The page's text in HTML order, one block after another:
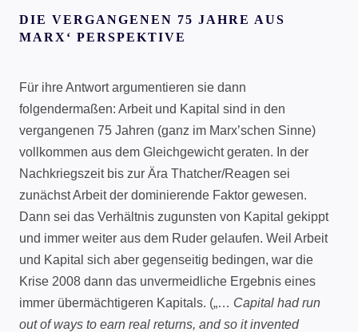
DIE VERGANGENEN 75 JAHRE AUS
MARX‘ PERSPEKTIVE
Für ihre Antwort argumentieren sie dann
folgendermaßen: Arbeit und Kapital sind in den
vergangenen 75 Jahren (ganz im Marx’schen Sinne)
vollkommen aus dem Gleichgewicht geraten. In der
Nachkriegszeit bis zur Ära Thatcher/Reagen sei
zunächst Arbeit der dominierende Faktor gewesen.
Dann sei das Verhältnis zugunsten von Kapital gekippt
und immer weiter aus dem Ruder gelaufen. Weil Arbeit
und Kapital sich aber gegenseitig bedingen, war die
Krise 2008 dann das unvermeidliche Ergebnis eines
immer übermächtigeren Kapitals. („… Capital had run
out of ways to earn real returns, and so it invented